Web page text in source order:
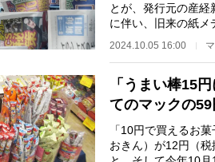
とが、発行元の産
に伴い、旧来の紙メ
紙」の牙城が崩れ
2024.10.05 16:00
「うまい棒15
てのマックの
「10円で買えるお
おきん）が12円（